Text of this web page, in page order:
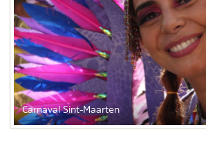
Carnaval Sint-Maarten